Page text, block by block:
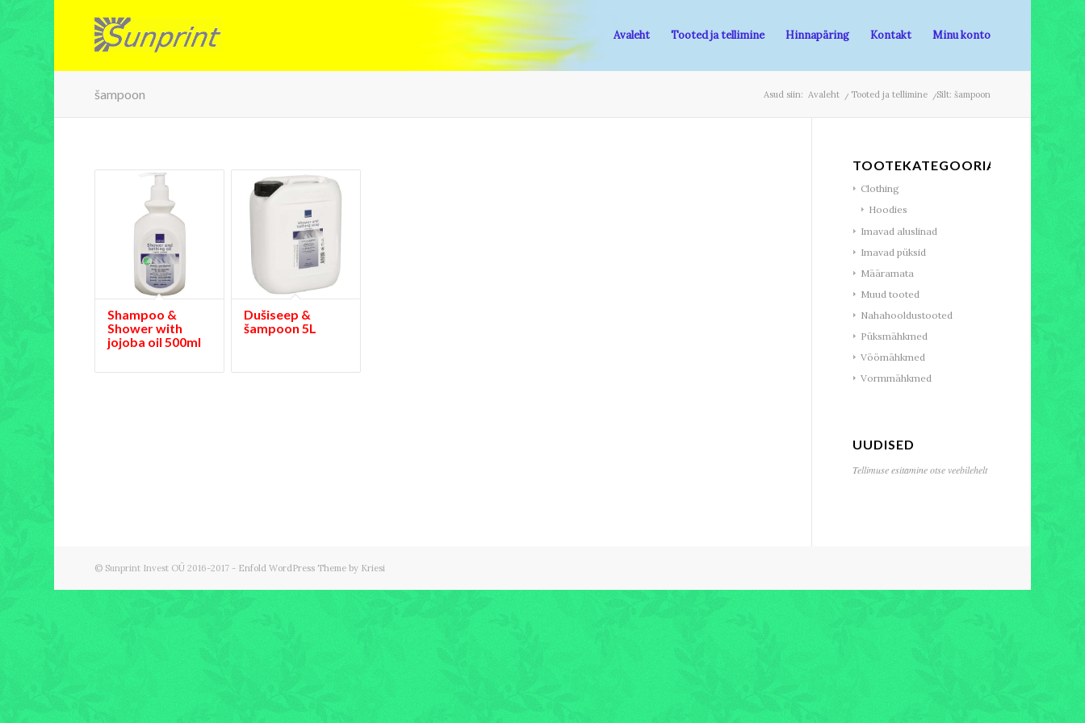
Avaleht Tooted ja tellimine Hinnapäring Kontakt Minu konto
šampoon Asud siin: Avaleht / Tooted ja tellimine /Silt: šampoon
Shampoo &
Shower with
jojoba oil 500ml
Dušiseep &
šampoon 5L
TOOTEKATEGOORIAD
Clothing
Hoodies
Imavad aluslinad
Imavad püksid
Määramata
Muud tooted
Nahahooldustooted
Püksmähkmed
Vöömähkmed
Vormmähkmed
UUDISED
Tellimuse esitamine otse veebilehelt
© Sunprint Invest OÜ 2016-2017 - Enfold WordPress Theme by Kriesi